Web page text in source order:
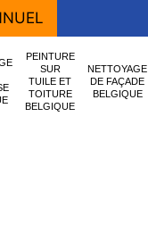
PEINTURE
SUR
TUILE ET
TOITURE
BELGIQUE
NETTOYAGE
DE FAÇADE
BELGIQUE